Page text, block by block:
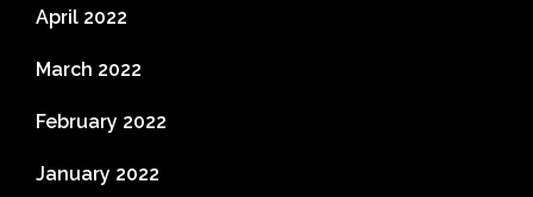
April 2022
March 2022
February 2022
January 2022